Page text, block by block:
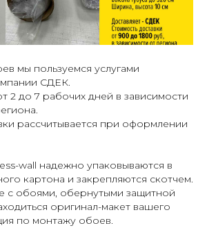
мы пользуемся услугами
СДЕК.
2 до 7 рабочих дней в зависимости
рассчитывается при оформлении
wall надежно упаковываются в
картона и закрепляются скотчем.
с обоями, обернутыми защитной
оригинал-макет вашего
по монтажу обоев.